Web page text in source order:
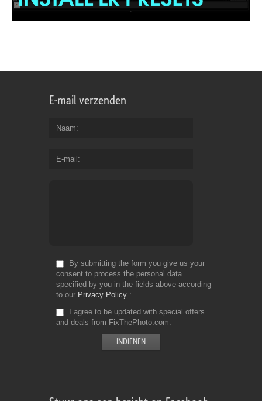
E-mail verzenden
Naam
E-mail
By submitting the form you give us your
consent to process the personal data
specified by you in the fields above according
to our Privacy Policy
I agree to be updated with special offers
and deals from FixThePhoto.com